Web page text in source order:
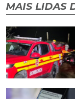
MAIS LIDAS